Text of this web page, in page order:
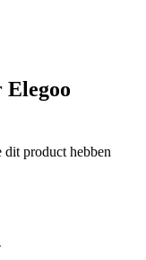
product hebben